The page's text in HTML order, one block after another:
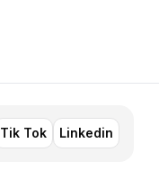
Tik Tok Linkedin